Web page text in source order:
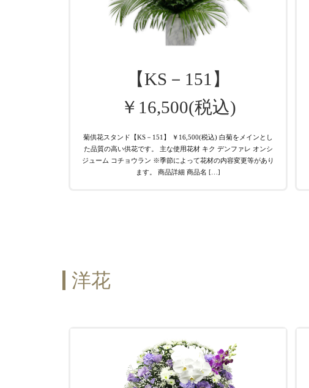
【KS－151】
￥16,500(税込)
菊供花スタンド【KS－151】 ￥16,500(税込) 白菊をメインとし
た品質の高い供花です。 主な使用花材 キク デンファレ オンシ
ジューム コチョウラン ※季節によって花材の内容変更等があり
ます。 商品詳細 商品名 […]
洋花